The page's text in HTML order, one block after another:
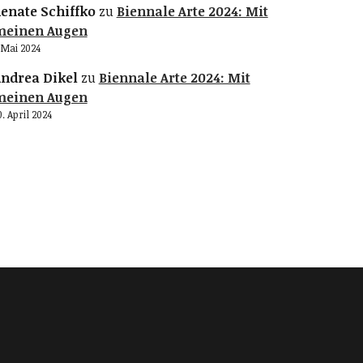
Schiffkozu Biennale Arte 2024: Mit
Augen
Mai 2024
Dikelzu Biennale Arte 2024: Mit
Augen
April 2024